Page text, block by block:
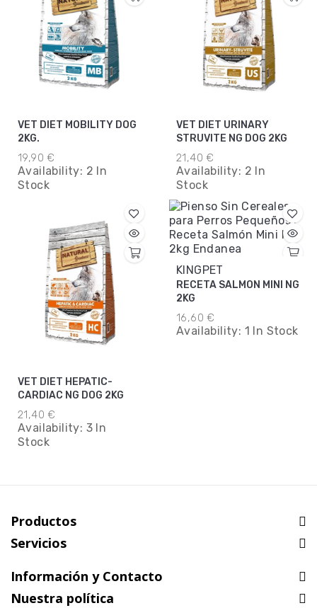
VET DIET MOBILITY DOG
2KG.
19,90 €
Availability: 2 In
Stock
VET DIET URINARY
STRUVITE NG DOG 2KG
21,40 €
Availability: 2 In
Stock
VET DIET HEPATIC-
CARDIAC NG DOG 2KG
21,40 €
Availability: 3 In
Stock
KINGPET
RECETA SALMON MINI NG
2KG
16,60 €
Availability: 1 In Stock
Productos
Servicios
Información y Contacto
Nuestra política